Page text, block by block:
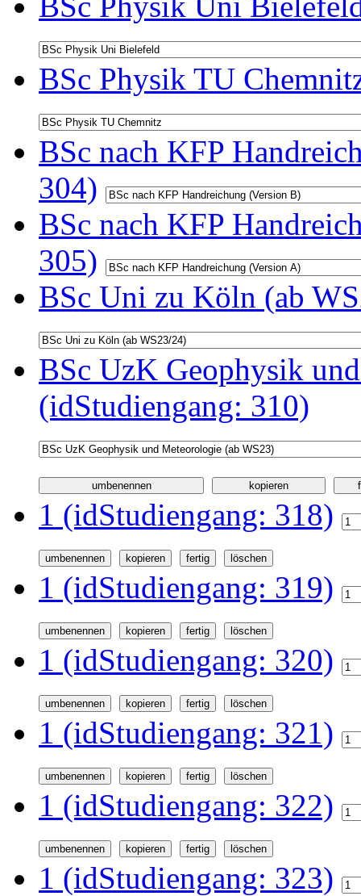
BSc Physik TU
BSc nach KFP
304)
BSc nach KFP
305)
BSc Uni zu Köln (ab
BSc UzK Geophysik
(idStudiengang: 310)
1 (idStudiengang: 318)
1 (idStudiengang: 319)
1 (idStudiengang: 320)
1 (idStudiengang: 321)
1 (idStudiengang: 322)
1 (idStudiengang: 323)